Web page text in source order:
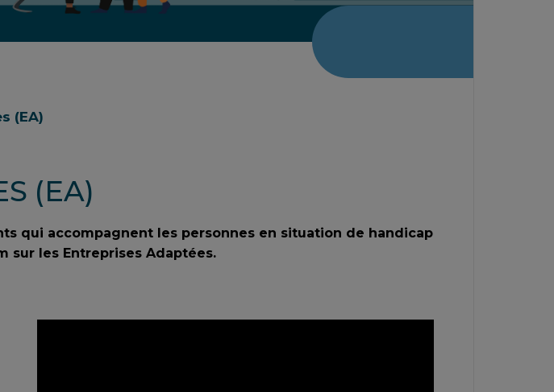
(EA)
(EA)
qui accompagnent les personnes en situation de handicap
sur les Entreprises Adaptées.